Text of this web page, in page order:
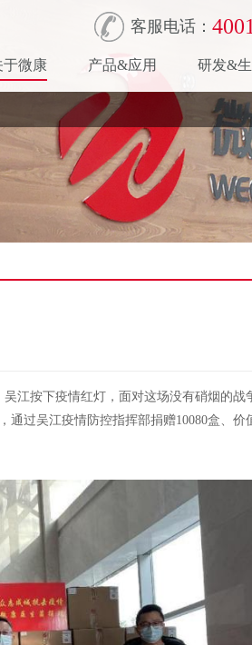
客服电话：
于微康 产品&应用 研发&
江按下疫情红灯，面对这场没有硝烟的战
通过吴江疫情防控指挥部捐赠10080盒、价